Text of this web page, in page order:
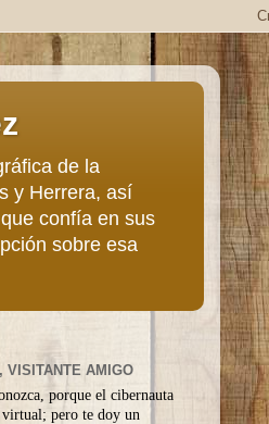
de la
y Herrera, así
confía en sus
sobre esa
VISITANTE AMIGO
porque el cibernauta
pero te doy un